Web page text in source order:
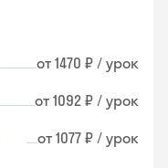
от 1470 ₽ / урок
от 1092 ₽ / урок
от 1077 ₽ / урок